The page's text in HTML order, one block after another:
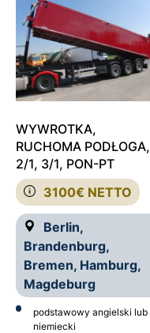
3100€ NETTO
Berlin,
Brandenburg,
Bremen, Hamburg,
Magdeburg
WYWROTKA,
RUCHOMA PODŁOGA,
2/1, 3/1, PON-PT
podstawowy angielski lub
niemiecki